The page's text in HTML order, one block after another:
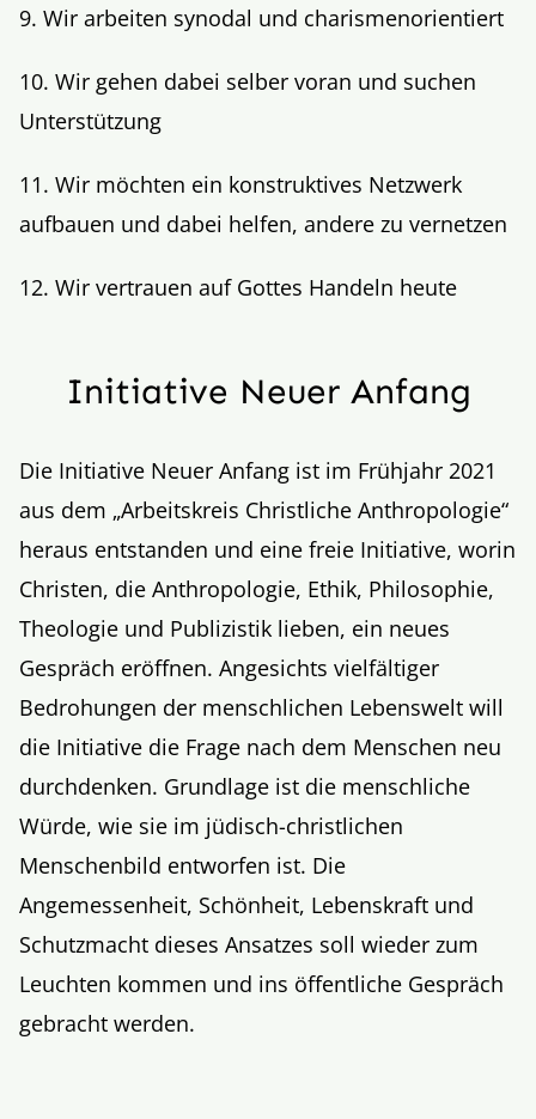
9. Wir arbeiten synodal und charismenorientiert
10. Wir gehen dabei selber voran und suchen
Unterstützung
11. Wir möchten ein konstruktives Netzwerk
aufbauen und dabei helfen, andere zu vernetzen
12. Wir vertrauen auf Gottes Handeln heute
Initiative Neuer Anfang
Die Initiative Neuer Anfang ist im Frühjahr 2021
aus dem „Arbeitskreis Christliche Anthropologie“
heraus entstanden und eine freie Initiative, worin
Christen, die Anthropologie, Ethik, Philosophie,
Theologie und Publizistik lieben, ein neues
Gespräch eröffnen. Angesichts vielfältiger
Bedrohungen der menschlichen Lebenswelt will
die Initiative die Frage nach dem Menschen neu
durchdenken. Grundlage ist die menschliche
Würde, wie sie im jüdisch-christlichen
Menschenbild entworfen ist. Die
Angemessenheit, Schönheit, Lebenskraft und
Schutzmacht dieses Ansatzes soll wieder zum
Leuchten kommen und ins öffentliche Gespräch
gebracht werden.